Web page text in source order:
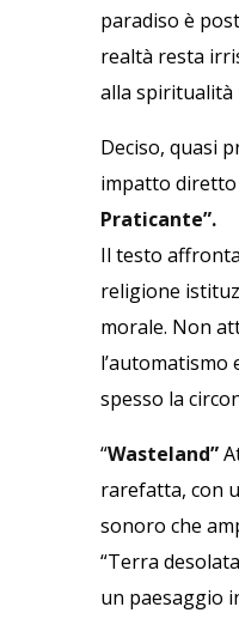
paradiso è
realtà resta
alla spiritualità
Deciso, quasi
impatto diretto
Praticante”.
Il testo
religione
morale. Non
l’automatismo
spesso la
“Wasteland”
rarefatta, con
sonoro che
“Terra
un paesaggio